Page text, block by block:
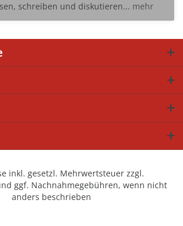
schreiben und diskutieren... mehr
inkl. gesetzl. Mehrwertsteuer zzgl.
ggf. Nachnahmegebühren, wenn nicht
anders beschrieben